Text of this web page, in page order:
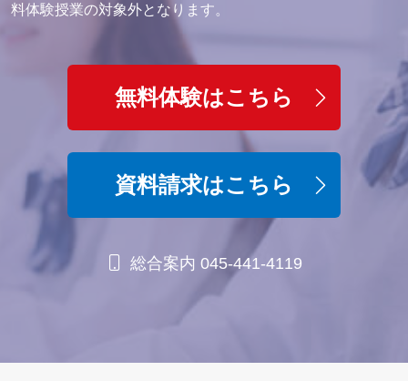
料体験授業の対象外となります。
無料体験はこちら
資料請求はこちら
総合案内 045-441-4119